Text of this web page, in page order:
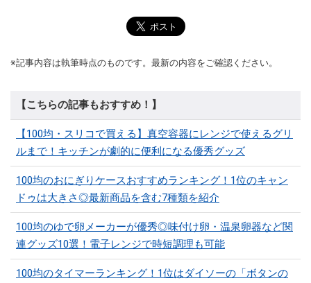
※記事内容は執筆時点のものです。最新の内容をご確認ください。
【こちらの記事もおすすめ！】
【100均・スリコで買える】真空容器にレンジで使えるグリ
ルまで！キッチンが劇的に便利になる優秀グッズ
100均のおにぎりケースおすすめランキング！1位のキャン
ドゥは大きさ◎最新商品を含む7種類を紹介
100均のゆで卵メーカーが優秀◎味付け卵・温泉卵器など関
連グッズ10選！電子レンジで時短調理も可能
100均のタイマーランキング！1位はダイソーの「ボタンの